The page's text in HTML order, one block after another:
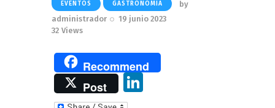
EVENTOS GASTRONOMIA
by
administrador
19 junio 2023
32 Views
Recommend
Post